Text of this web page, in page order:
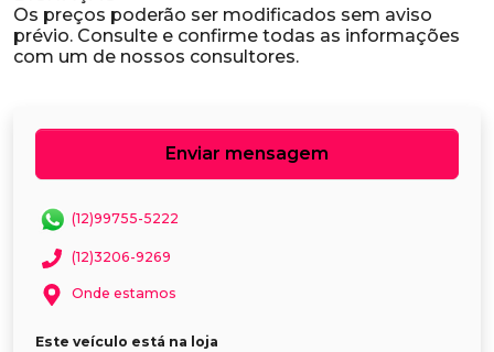
Os preços poderão ser modificados sem aviso
prévio. Consulte e confirme todas as informações
Enviar mensagem
(12)99755-5222
(12)3206-9269
Onde estamos
Este veículo está na loja